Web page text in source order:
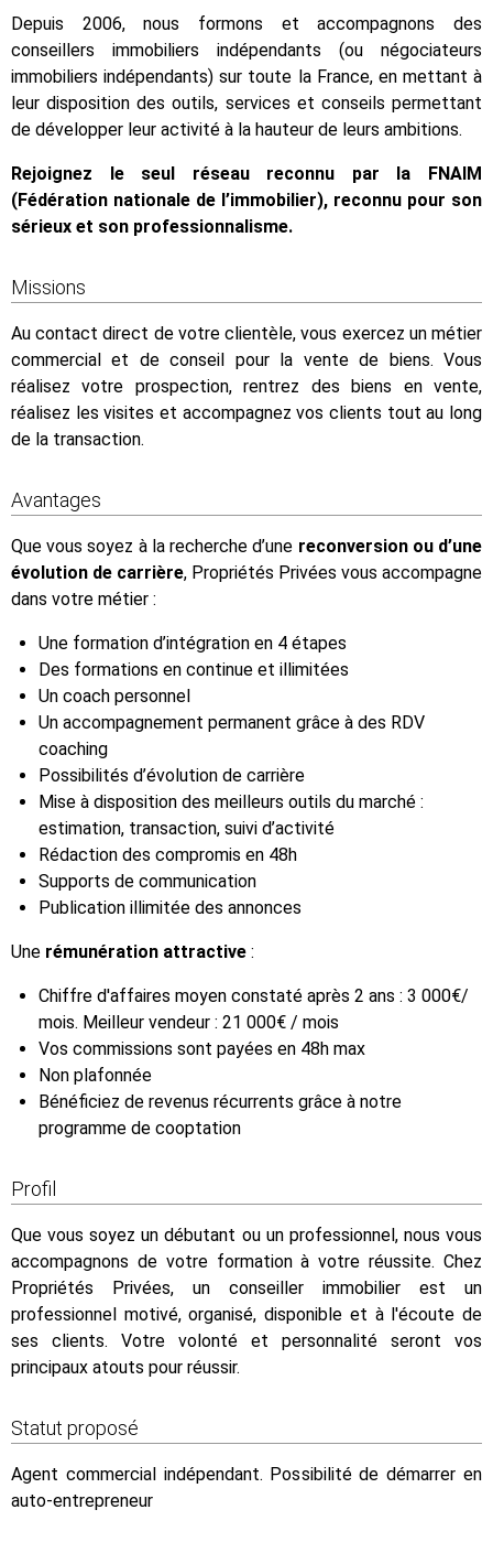
Depuis 2006, nous formons et accompagnons des
conseillers immobiliers indépendants (ou négociateurs
immobiliers indépendants) sur toute la France, en mettant à
leur disposition des outils, services et conseils permettant
de développer leur activité à la hauteur de leurs ambitions.
Rejoignez le seul réseau reconnu par la FNAIM
(Fédération nationale de l’immobilier), reconnu pour son
sérieux et son professionnalisme.
Missions
Au contact direct de votre clientèle, vous exercez un métier
commercial et de conseil pour la vente de biens. Vous
réalisez votre prospection, rentrez des biens en vente,
réalisez les visites et accompagnez vos clients tout au long
de la transaction.
Avantages
Que vous soyez à la recherche d’une reconversion ou d’une
évolution de carrière, Propriétés Privées vous accompagne
dans votre métier :
Une formation d’intégration en 4 étapes
Des formations en continue et illimitées
Un coach personnel
Un accompagnement permanent grâce à des RDV
coaching
Possibilités d’évolution de carrière
Mise à disposition des meilleurs outils du marché :
estimation, transaction, suivi d’activité
Rédaction des compromis en 48h
Supports de communication
Publication illimitée des annonces
Une rémunération attractive :
Chiffre d'affaires moyen constaté après 2 ans : 3 000€/
mois. Meilleur vendeur : 21 000€ / mois
Vos commissions sont payées en 48h max
Non plafonnée
Bénéficiez de revenus récurrents grâce à notre
programme de cooptation
Profil
Que vous soyez un débutant ou un professionnel, nous vous
accompagnons de votre formation à votre réussite. Chez
Propriétés Privées, un conseiller immobilier est un
professionnel motivé, organisé, disponible et à l'écoute de
ses clients. Votre volonté et personnalité seront vos
principaux atouts pour réussir.
Statut proposé
Agent commercial indépendant. Possibilité de démarrer en
auto-entrepreneur